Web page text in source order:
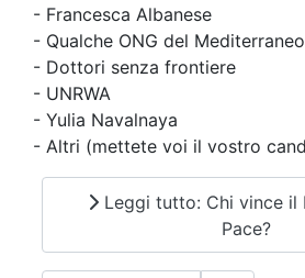
- Francesca Albanese
- Qualche ONG del Mediterraneo
- Dottori senza frontiere
- UNRWA
- Yulia Navalnaya
- Altri (mettete voi il vostro
Leggi tutto: Chi vince il
Pace?